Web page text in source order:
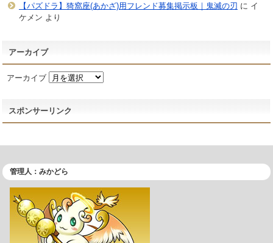
【パズドラ】猗窩座(あかざ)用フレンド募集掲示板｜鬼滅の刃 に イ
ケメン より
アーカイブ
アーカイブ
スポンサーリンク
管理人：みかどら